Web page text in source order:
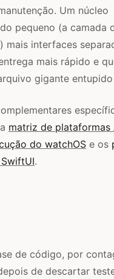
Um núcleo
pequeno (a camada
mais interfaces
mais rápido e
gigante
matriz de plataformas
do watchOS e os
.
de código, por
de descartar